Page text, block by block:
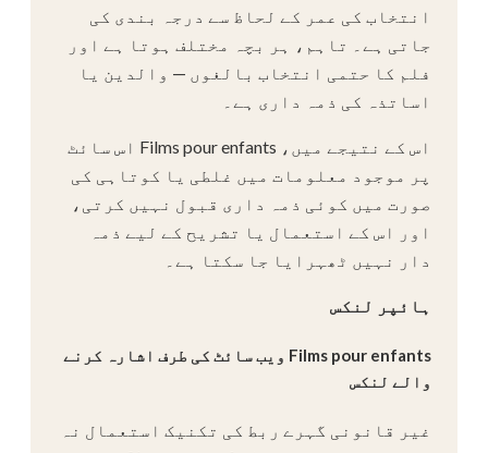
انتخاب کی عمر کے لحاظ سے درجہ بندی کی
جاتی ہے۔ تاہم، ہر بچہ مختلف ہوتا ہے اور
فلم کا حتمی انتخاب بالغوں — والدین یا
اساتذہ کی ذمہ داری ہے۔
اس کے نتیجے میں، Films pour enfants اس سائٹ
پر موجود معلومات میں غلطی یا کوتاہی کی
صورت میں کوئی ذمہ داری قبول نہیں کرتی،
اور اس کے استعمال یا تشریح کے لیے ذمہ
دار نہیں ٹھہرایا جا سکتا ہے۔
ہائپر لنکس
Films pour enfants ویب سائٹ کی طرف اشارہ کرنے
والے لنکس
غیر قانونی گہرے ربط کی تکنیک استعمال نہ